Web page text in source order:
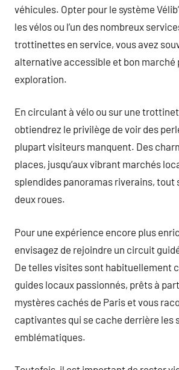
véhicules. Opter pour le système
les vélos ou l’un des nombreux
trottinettes en service, vous avez
alternative accessible et bon marché
exploration.
En circulant à vélo ou sur une
obtiendrez le privilège de voir des
plupart visiteurs manquent. Des
places, jusqu’aux vibrant marchés
splendides panoramas riverains, tout
deux roues.
Pour une expérience encore plus
envisagez de rejoindre un circuit
De telles visites sont habituellement
guides locaux passionnés, prêts à
mystères cachés de Paris et vous
captivantes qui se cache derrière les
emblématiques.